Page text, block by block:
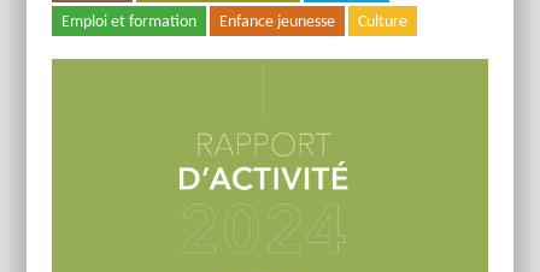
Emploi et formation
Enfance jeunesse Culture